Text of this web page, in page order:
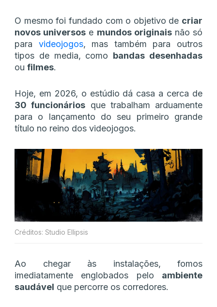
O mesmo foi fundado com o objetivo de criar
novos universos e mundos originaisnão só
para videojogos, mas também para outros
tipos de media, como bandas desenhadas
ou filmes.
Hoje, em 2026, o estúdio dá casa a cerca de
30 funcionários que trabalham arduamente
para o lançamento do seu primeiro grande
título no reino dos videojogos.
Créditos: Studio Ellipsis
Ao chegar às instalações, fomos
imediatamente englobados pelo ambiente
saudável que percorre os corredores.